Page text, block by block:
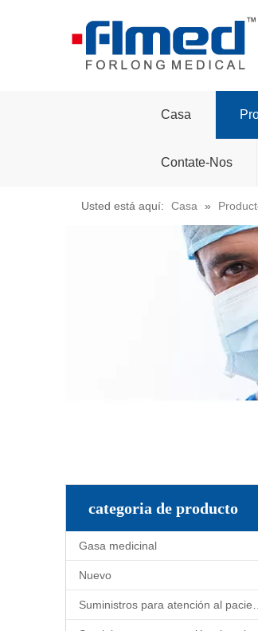
Casa
Contate-Nos
Usted está aquí: Casa »
categoria de producto
Gasa medicinal
Nuevo